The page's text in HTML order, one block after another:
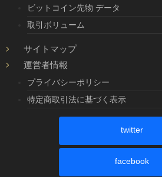
ビットコイン先物 データ
取引ボリューム
サイトマップ
運営者情報
プライバシーポリシー
特定商取引法に基づく表示
twitter
facebook